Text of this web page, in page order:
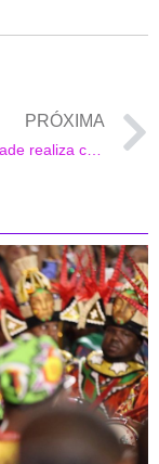
PRÓXIMA
Nanda Andrade realiza chá de bebê para sua filha Beatriz